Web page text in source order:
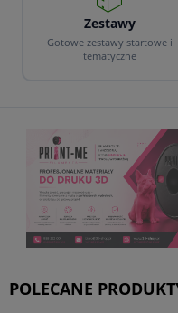
Zestawy
Gotowe zestawy startowe i
tematyczne
POLECANE